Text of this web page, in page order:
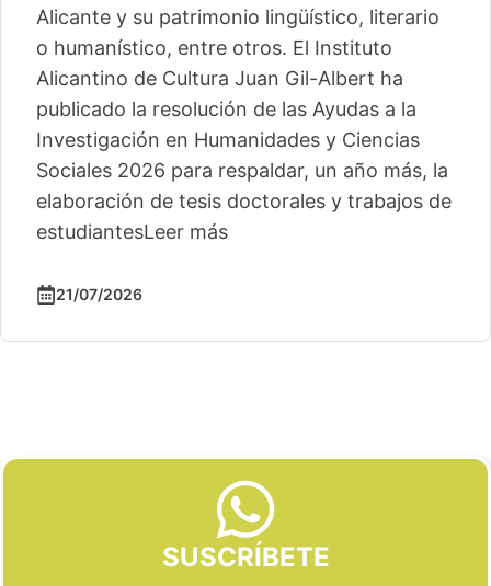
con un taller de percusión de Pakito Baeza
La segunda edición del ciclo ‘Cultura -500’
del Instituto Alicantino de Cultura Juan Gil-
Albert llegará este verano a trece
localidades, con loLeer más
04/06/2026
SUSCRÍBETE